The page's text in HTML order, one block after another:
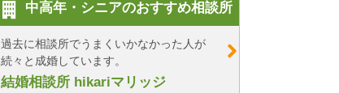
中高年・シニアのおすすめ相談所
過去に相談所でうまくいかなかった人が
続々と成婚しています。
結婚相談所 hikariマリッジ